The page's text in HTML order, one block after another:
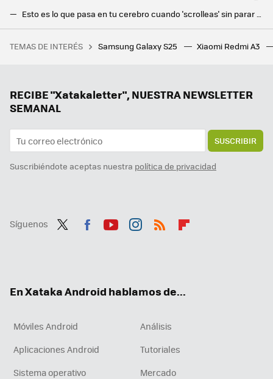
Esto es lo que pasa en tu cerebro cuando 'scrolleas' sin parar con el móvil y cómo evitar que sea compulsivo
Su jefe le llama mercenaria por pedir un merecido aumento de sueldo: 'En esta empresa no quiero a nadie que venga a trabajar por dinero
TEMAS DE INTERÉS Samsung Galaxy S25 Xiaomi Redmi A3
RECIBE "Xatakaletter", NUESTRA NEWSLETTER
SEMANAL
SUSCRIBIR
Suscribiéndote aceptas nuestra política de privacidad
Síguenos
En Xataka Android hablamos de...
Móviles Android
Análisis
Aplicaciones Android
Tutoriales
Sistema operativo
Mercado